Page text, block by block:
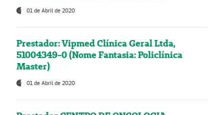
01 de Abril de 2020
Prestador: Vipmed Clínica Geral Ltda,
51004349-0 (Nome Fantasia: Policlínica
Master)
01 de Abril de 2020